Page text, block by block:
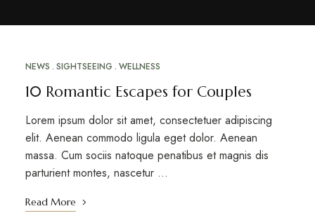
NEWS SIGHTSEEING WELLNESS
10 Romantic Escapes for Couples
Lorem ipsum dolor sit amet, consectetuer adipiscing
elit. Aenean commodo ligula eget dolor. Aenean
massa. Cum sociis natoque penatibus et magnis dis
parturient montes, nascetur …
Read More